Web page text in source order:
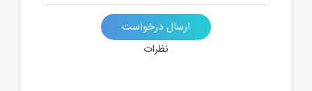
ارسال درخواست
نظرات